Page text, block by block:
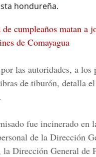
hondureña.
cumpleaños matan a
de Comayagua
las autoridades, a los
de tiburón, detalla
fue incinerado en
de la Dirección
Dirección General de